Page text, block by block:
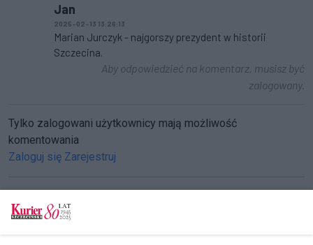
Jan
2025-02-13 13:26:13
Marian Jurczyk - najgorszy prezydent w historii
Szczecina.
Aby odpowiedzieć na komentarz, musisz być
zalogowany.
Tylko zalogowani użytkownicy mają możliwość
komentowania
Zaloguj się Zarejestruj